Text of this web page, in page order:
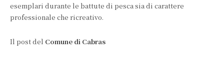
esemplari durante le battute di pesca sia di carattere
professionale che ricreativo.
Il post del Comune di Cabras